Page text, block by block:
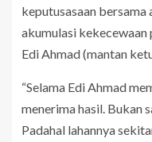
keputusasaan
akumulasi
Edi Ahmad (mantan
“Selama Edi Ahmad
menerima hasil. Bukan
Padahal lahannya